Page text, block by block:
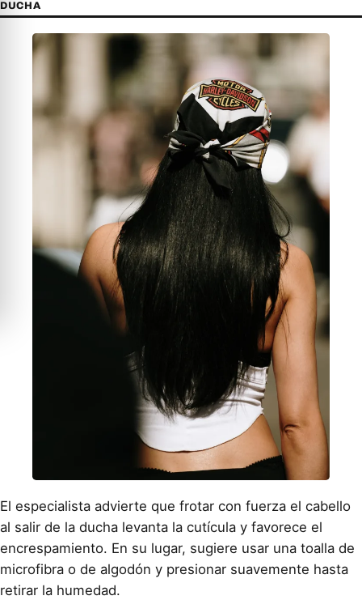
DUCHA
El especialista advierte que frotar con fuerza el cabello
al salir de la ducha levanta la cutícula y favorece el
encrespamiento. En su lugar, sugiere usar una toalla de
microfibra o de algodón y presionar suavemente hasta
retirar la humedad.